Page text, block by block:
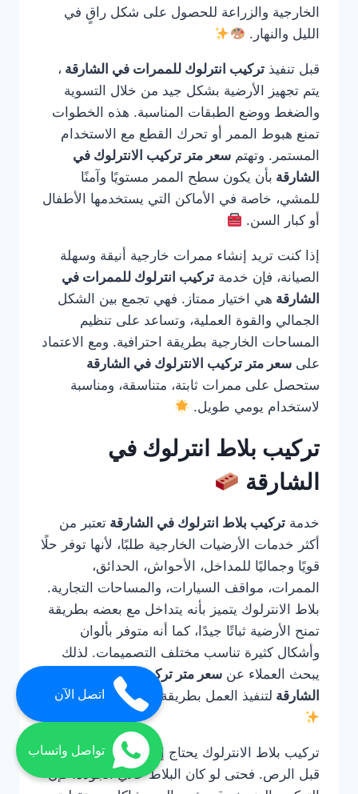
الخارجية والزراعة للحصول على شكل راقٍ في
الليل والنهار.
قبل تنفيذ تركيب انترلوك للممرات في الشارقة ،
يتم تجهيز الأرضية بشكل جيد من خلال التسوية
والضغط ووضع الطبقات المناسبة. هذه الخطوات
تمنع هبوط الممر أو تحرك القطع مع الاستخدام
المستمر. وتهتم سعر متر تركيب الانترلوك في
الشارقة بأن يكون سطح الممر مستويًا وآمنًا
للمشي، خاصة في الأماكن التي يستخدمها الأطفال
أو كبار السن.
إذا كنت تريد إنشاء ممرات خارجية أنيقة وسهلة
الصيانة، فإن خدمة تركيب انترلوك للممرات في
الشارقة هي اختيار ممتاز. فهي تجمع بين الشكل
الجمالي والقوة العملية، وتساعد على تنظيم
المساحات الخارجية بطريقة احترافية. ومع الاعتماد
على سعر متر تركيب الانترلوك في الشارقة
ستحصل على ممرات ثابتة، متناسقة، ومناسبة
لاستخدام يومي طويل.
تركيب بلاط انترلوك في
الشارقة
خدمة تركيب بلاط انترلوك في الشارقة تعتبر من
أكثر خدمات الأرضيات الخارجية طلبًا، لأنها توفر حلًا
قويًا وجماليًا للمداخل، الأحواش، الحدائق،
الممرات، مواقف السيارات، والمساحات التجارية.
بلاط الانترلوك يتميز بأنه يتداخل مع بعضه بطريقة
تمنح الأرضية ثباتًا جيدًا، كما أنه متوفر بألوان
وأشكال كثيرة تناسب مختلف التصميمات. لذلك
يبحث العملاء عن سعر متر تركيب الانترلوك في
الشارقة لتنفيذ العمل بطريقة صحيحة واحترافية.
تركيب بلاط الانترلوك يحتاج إلى خبرة في التأسيس
قبل الرص. فحتى لو كان البلاط عالي الجودة، فإن
اتصل الآن
تواصل واتساب